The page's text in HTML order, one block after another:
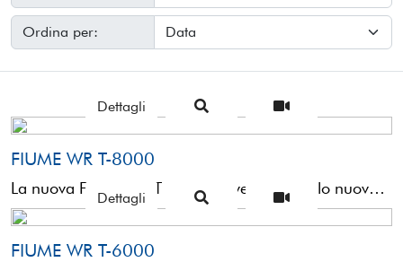
Ordina per:
Dettagli
FIUME WR T-8000
La nuova Fiume WR T 8000 scrive un capitolo nuovo nel mondo delle bolognesi di altissimo livello. La ...
Dettagli
FIUME WR T-6000